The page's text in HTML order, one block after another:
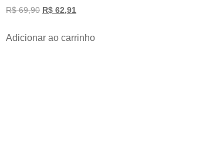
R$69,90 R$ 62,91
Adicionar ao carrinho